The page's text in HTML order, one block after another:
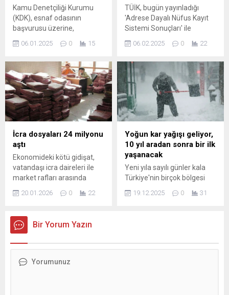
Kamu Denetçiliği Kurumu
(KDK), esnaf odasının
başvurusu üzerine,
kazalarının azaltılması ve
sağlanması konusunda
Ulaştırma ve Altyapı
Bakanlığı, Çalışma ve Sosyal
Güvenlik Bakanlığı ile Sosyal
Güvenlik Kurumu'na
tavsiyede bulundu.
06.01.2025 0 15
TÜİK, bugün yayınladığı
'Adrese Dayalı Nüfus Kayıt
Sistemi Sonuçları' ile
nüfus bilgilerini paylaştı.
nüfusunun ve nüfus artış
hızının yanı sıra, ortalama
yaşın en yüksek ve düşük
olduğu şehirlere de yer
verildi.
06.02.2025 0 22
İcra dosyaları 24 milyonu
aştı
Ekonomideki kötü gidişat,
vatandaşı icra daireleri ile
market rafları arasında
sıkıştırmaya devam ediyor.
CHP Niğde Milletvekili Ömer
ekonomi politikalarının
vatandaşı nasıl bir borç
20.01.2026 0 22
Yoğun kar yağışı geliyor,
10 yıl aradan sonra bir ilk
yaşanacak
Yeni yıla sayılı günler kala
Türkiye'nin birçok bölgesi
için yoğun kar yağışı uyarısı
yapıldı. Prof. Dr. Orhan Şen,
19.12.2025 0 31
Bir Yorum Yazın